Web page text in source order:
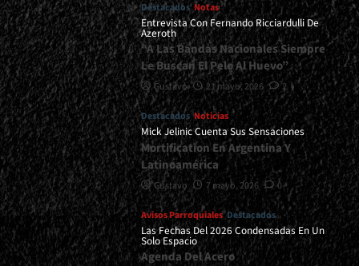
Destacados Notas
Entrevista Con Fernando Ricciardulli De
Azeroth
“A Las Bandas Nacionales Siempre
Le Buscan El Pelo Al Huevo”
Gustavo 21 mayo, 2026 2
Destacados Noticias
Mick Jelinic Cuenta Sus Sensaciones
Mortification En Argentina Y
Latinoamérica
Gustavo 7 mayo, 2026 0
Avisos Parroquiales Destacados
Las Fechas Del 2026 Condensadas En Un
Solo Espacio
Agenda Del Acero